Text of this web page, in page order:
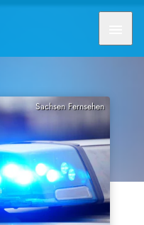
Sachsen Fernsehen